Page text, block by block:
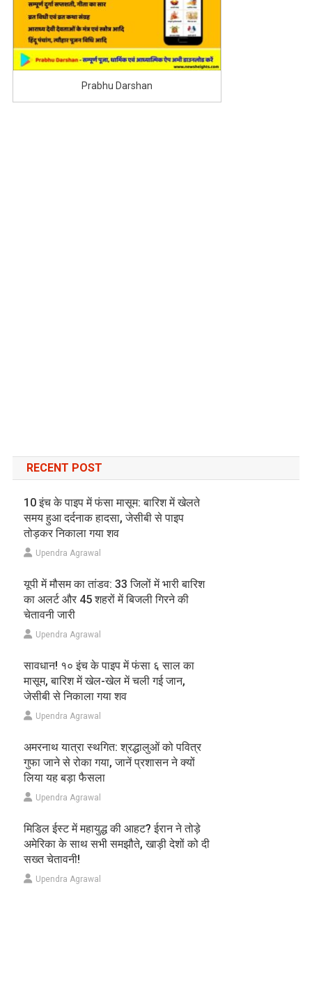
Prabhu Darshan
RECENT POST
10 इंच के पाइप में फंसा मासूम: बारिश में खेलते
समय हुआ दर्दनाक हादसा, जेसीबी से पाइप
तोड़कर निकाला गया शव
Upendra Agrawal
यूपी में मौसम का तांडव: 33 जिलों में भारी बारिश
का अलर्ट और 45 शहरों में बिजली गिरने की
चेतावनी जारी
Upendra Agrawal
सावधान! १० इंच के पाइप में फंसा ६ साल का
मासूम, बारिश में खेल-खेल में चली गई जान,
जेसीबी से निकाला गया शव
Upendra Agrawal
अमरनाथ यात्रा स्थगित: श्रद्धालुओं को पवित्र
गुफा जाने से रोका गया, जानें प्रशासन ने क्यों
लिया यह बड़ा फैसला
Upendra Agrawal
मिडिल ईस्ट में महायुद्ध की आहट? ईरान ने तोड़े
अमेरिका के साथ सभी समझौते, खाड़ी देशों को दी
सख्त चेतावनी!
Upendra Agrawal